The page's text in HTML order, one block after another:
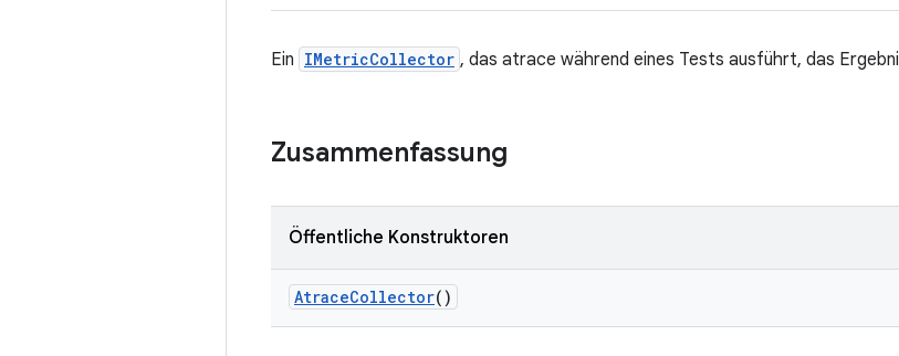
Ein IMetricCollector , das atrace während eines Tests ausführt, das
Zusammenfassung
Öffentliche Konstruktoren
AtraceCollector()